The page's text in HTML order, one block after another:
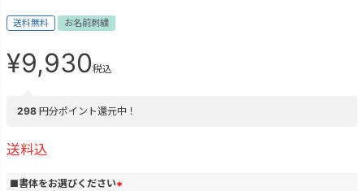
送料無料 お名前刺繍
¥9,930税込
298 円分ポイント還元中！
送料込
■書体をお選びください